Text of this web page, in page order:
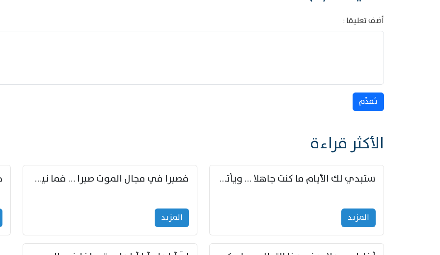
أضف تعليقا :
يُقدِّم
الأكثر قراءة
ستبدي لك الأيام ما كنت جاهلا … ويأتيك بالأخبار من لم تزوّد
المزید
فصبرا في مجال الموت صبرا … فما نيل الخلود بمستطاع
المزید